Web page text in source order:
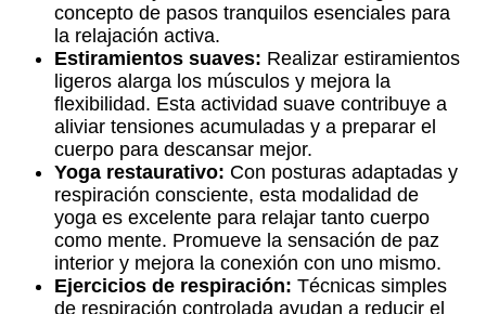
concepto de pasos tranquilos esenciales para
la relajación activa.
Estiramientos suaves: Realizar estiramientos
ligeros alarga los músculos y mejora la
flexibilidad. Esta actividad suave contribuye a
aliviar tensiones acumuladas y a preparar el
cuerpo para descansar mejor.
Yoga restaurativo: Con posturas adaptadas y
respiración consciente, esta modalidad de
yoga es excelente para relajar tanto cuerpo
como mente. Promueve la sensación de paz
interior y mejora la conexión con uno mismo.
Ejercicios de respiración: Técnicas simples
de respiración controlada ayudan a reducir el